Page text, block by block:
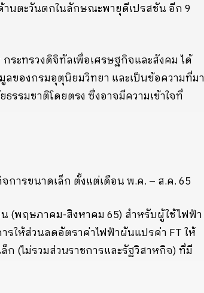
นตะวันตกในลักษณะพายุดีเปรสชัน อีก 9
ระทรวงดิจิทัลเพื่อเศรษฐกิจและสังคม ได้
ของกรมอุตุนิยมวิทยา และเป็นข้อความที่มา
รมชาติโดยตรง ซึ่งอาจมีความเข้าใจที่
การขนาดเล็ก ตั้งแต่เดือน พ.ค. – ส.ค. 65
น (พฤษภาคม-สิงหาคม 65) สำหรับผู้ใช้ไฟฟ้า
รให้ส่วนลดอัตราค่าไฟฟ้าผันแปรค่า FT ให้
(ไม่รวมส่วนราชการและรัฐวิสาหกิจ) ที่มี